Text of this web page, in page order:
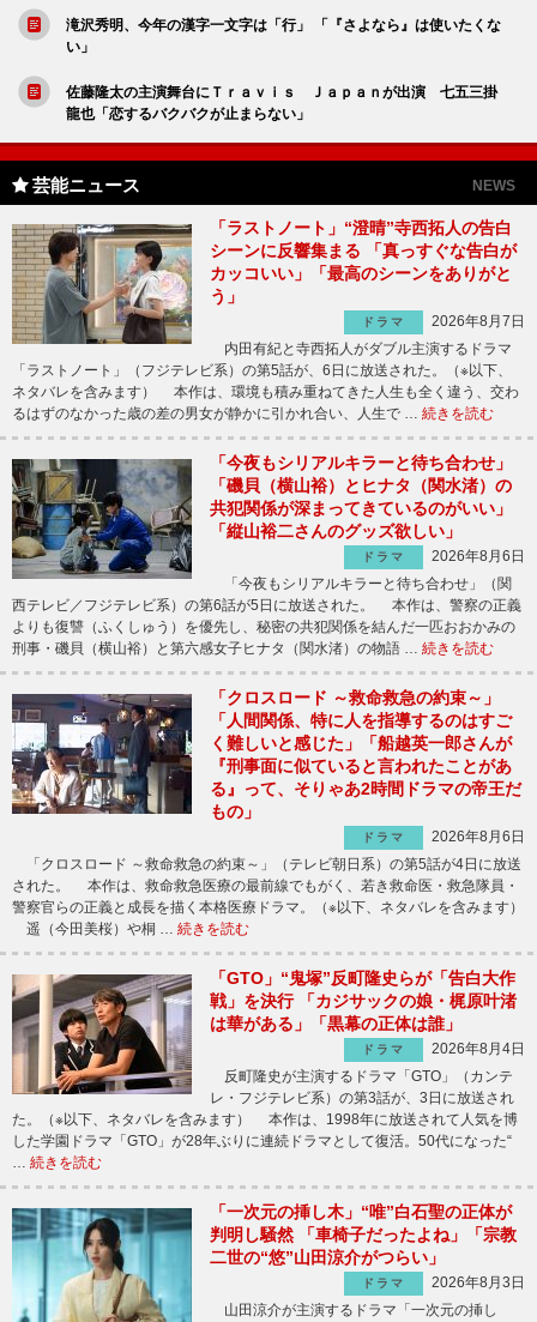
滝沢秀明、今年の漢字一文字は「行」 「『さよなら』は使いたくな
い」
佐藤隆太の主演舞台にＴｒａｖｉｓ Ｊａｐａｎが出演 七五三掛
龍也「恋するバクバクが止まらない」
芸能ニュース NEWS
「ラストノート」“澄晴”寺西拓人の告白
シーンに反響集まる 「真っすぐな告白が
カッコいい」「最高のシーンをありがと
う」
ドラマ
2026年8月7日
内田有紀と寺西拓人がダブル主演するドラマ
「ラストノート」（フジテレビ系）の第5話が、6日に放送された。（※以下、
ネタバレを含みます） 本作は、環境も積み重ねてきた人生も全く違う、交わ
るはずのなかった歳の差の男女が静かに引かれ合い、人生で … 続きを読む
「今夜もシリアルキラーと待ち合わせ」
「磯貝（横山裕）とヒナタ（関水渚）の
共犯関係が深まってきているのがいい」
「縦山裕二さんのグッズ欲しい」
ドラマ
2026年8月6日
「今夜もシリアルキラーと待ち合わせ」（関
西テレビ／フジテレビ系）の第6話が5日に放送された。 本作は、警察の正義
よりも復讐（ふくしゅう）を優先し、秘密の共犯関係を結んだ一匹おおかみの
刑事・磯貝（横山裕）と第六感女子ヒナタ（関水渚）の物語 … 続きを読む
「クロスロード ～救命救急の約束～」
「人間関係、特に人を指導するのはすご
く難しいと感じた」「船越英一郎さんが
『刑事面に似ていると言われたことがあ
る』って、そりゃあ2時間ドラマの帝王だ
もの」
ドラマ
2026年8月6日
「クロスロード ～救命救急の約束～」（テレビ朝日系）の第5話が4日に放送
された。 本作は、救命救急医療の最前線でもがく、若き救命医・救急隊員・
警察官らの正義と成長を描く本格医療ドラマ。（※以下、ネタバレを含みます）
遥（今田美桜）や桐 … 続きを読む
「GTO」“鬼塚”反町隆史らが「告白大作
戦」を決行 「カジサックの娘・梶原叶渚
は華がある」「黒幕の正体は誰」
ドラマ
2026年8月4日
反町隆史が主演するドラマ「GTO」（カンテ
レ・フジテレビ系）の第3話が、3日に放送され
た。（※以下、ネタバレを含みます） 本作は、1998年に放送されて人気を博
した学園ドラマ「GTO」が28年ぶりに連続ドラマとして復活。50代になった“
… 続きを読む
「一次元の挿し木」“唯”白石聖の正体が
判明し騒然 「車椅子だったよね」「宗教
二世の“悠”山田涼介がつらい」
ドラマ
2026年8月3日
山田涼介が主演するドラマ「一次元の挿し